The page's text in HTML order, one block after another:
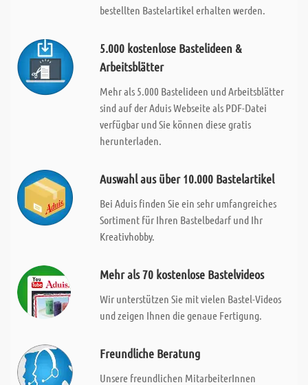
bestellten Bastelartikel erhalten werden.
5.000 kostenlose Bastelideen &
Arbeitsblätter
Mehr als 5.000 Bastelideen und Arbeitsblätter
sind auf der Aduis Webseite als PDF-Datei
verfügbar und Sie können diese gratis
herunterladen.
Auswahl aus über 10.000 Bastelartikel
Bei Aduis finden Sie ein sehr umfangreiches
Sortiment für Ihren Bastelbedarf und Ihr
Kreativhobby.
Mehr als 70 kostenlose Bastelvideos
Wir unterstützen Sie mit vielen Bastel-Videos
und zeigen Ihnen die genaue Fertigung.
Freundliche Beratung
Unsere freundlichen MitarbeiterInnen